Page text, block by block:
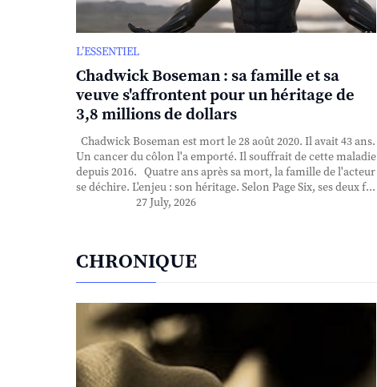
L’ESSENTIEL
Chadwick Boseman : sa famille et sa
veuve s'affrontent pour un héritage de
3,8 millions de dollars
Chadwick Boseman est mort le 28 août 2020. Il avait 43 ans.
Un cancer du côlon l'a emporté. Il souffrait de cette maladie
depuis 2016. Quatre ans après sa mort, la famille de l'acteur
se déchire. L'enjeu : son héritage. Selon Page Six, ses deux f...
27 July, 2026
CHRONIQUE